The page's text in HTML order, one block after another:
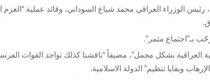
الوزراء العراقي محمد شياع السوداني، وقائد عملية “العزم
رحّب بـ”اجتماع مثمر”.
العراقية بشكل مجمل”، مضيفاً “ناقشنا كذلك تواجد القوات
وبقايا تنظيم” الدولة الاسلامية.